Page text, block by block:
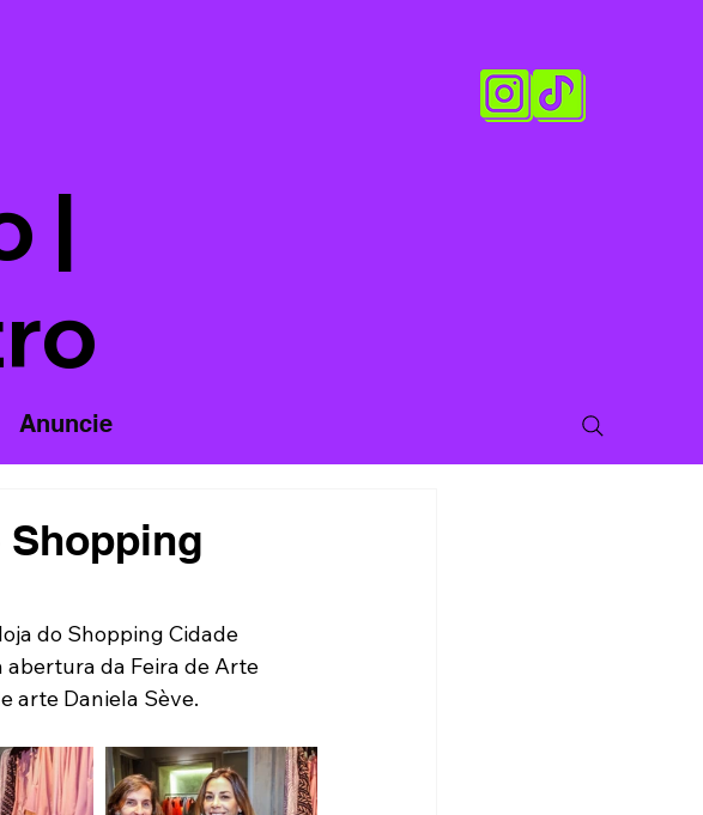
|
Anuncie
Shopping
do Shopping Cidade
da Feira de Arte
arte Daniela Sève.